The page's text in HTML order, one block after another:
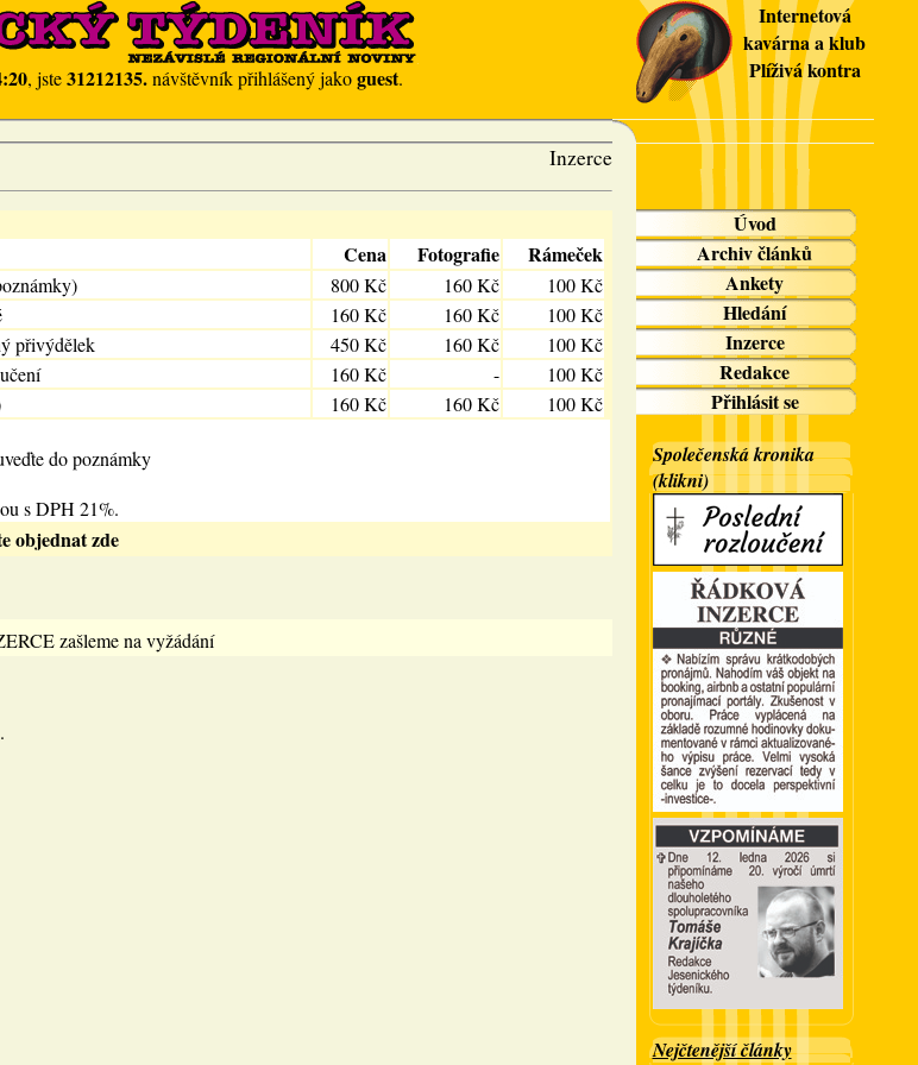
, jste31212135.návštěvník přihlášený jakoguest.
Internetová
kavárna a klub
Plíživá kontra
Inzerce
Cena Fotografie Rámeček
800 Kč 160 Kč
100 Kč
160 Kč 160 Kč
100 Kč
přivýdělek
450 Kč 160 Kč
100 Kč
160 Kč -
100 Kč
160 Kč 160 Kč 100 Kč
do poznámky
s DPH 21%.
objednat zde
zašleme na vyžádání
Úvod
Archiv článků
Ankety
Hledání
Inzerce
Redakce
Přihlásit se
Společenská kronika
(klikni)
Nejčtenější články